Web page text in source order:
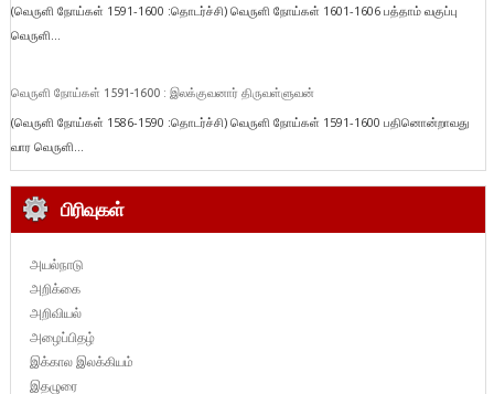
(வெருளி நோய்கள் 1591-1600 :தொடர்ச்சி) வெருளி நோய்கள் 1601-1606 பத்தாம் வகுப்பு
வெருளி...
வெருளி நோய்கள் 1591-1600 : இலக்குவனார் திருவள்ளுவன்
(வெருளி நோய்கள் 1586-1590 :தொடர்ச்சி) வெருளி நோய்கள் 1591-1600 பதினொன்றாவது
வார வெருளி...
பிரிவுகள்
அயல்நாடு
அறிக்கை
அறிவியல்
அழைப்பிதழ்
இக்கால இலக்கியம்
இதழுரை